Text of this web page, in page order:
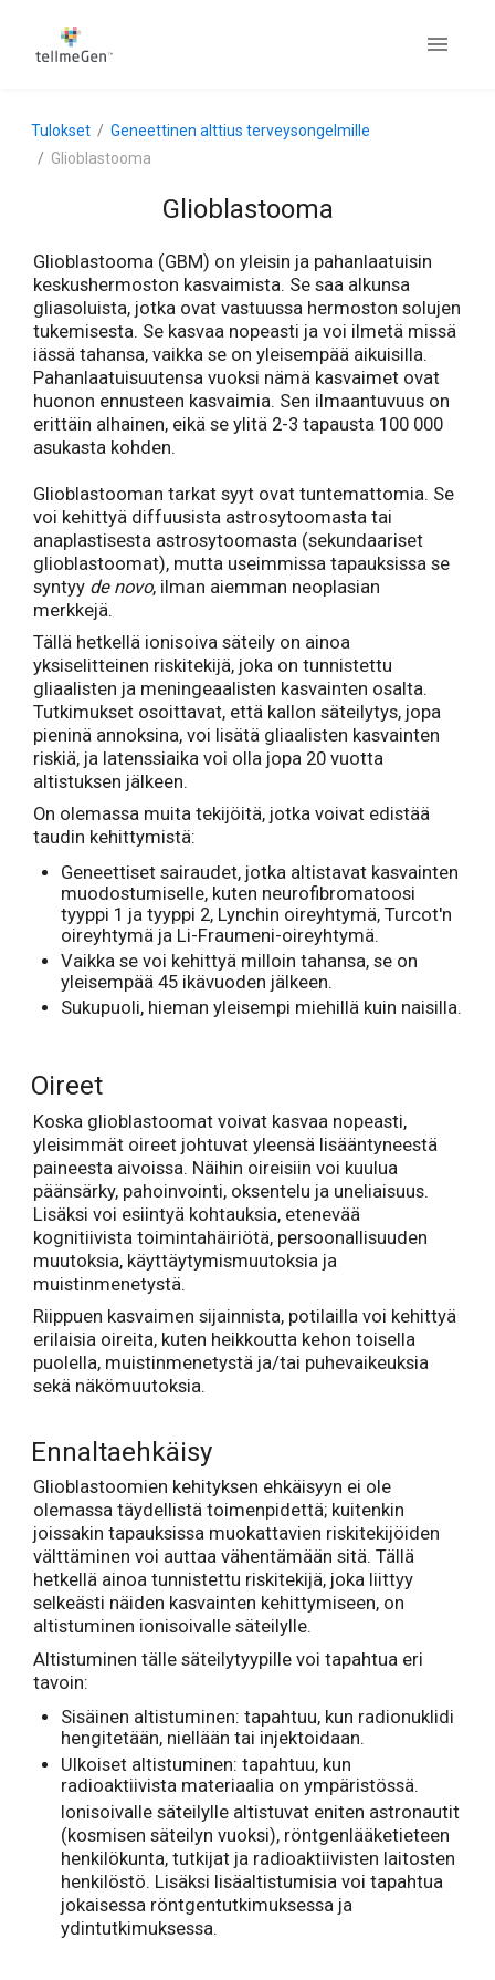
Tulokset
Geneettinen alttius terveysongelmille
Glioblastooma
Glioblastooma
Glioblastooma (GBM) on yleisin ja pahanlaatuisin
keskushermoston kasvaimista. Se saa alkunsa
gliasoluista, jotka ovat vastuussa hermoston solujen
tukemisesta. Se kasvaa nopeasti ja voi ilmetä missä
iässä tahansa, vaikka se on yleisempää aikuisilla.
Pahanlaatuisuutensa vuoksi nämä kasvaimet ovat
huonon ennusteen kasvaimia. Sen ilmaantuvuus on
erittäin alhainen, eikä se ylitä 2-3 tapausta 100 000
asukasta kohden.
Glioblastooman tarkat syyt ovat tuntemattomia. Se
voi kehittyä diffuusista astrosytoomasta tai
anaplastisesta astrosytoomasta (sekundaariset
glioblastoomat), mutta useimmissa tapauksissa se
syntyy de novo, ilman aiemman neoplasian
merkkejä.
Tällä hetkellä ionisoiva säteily on ainoa
yksiselitteinen riskitekijä, joka on tunnistettu
gliaalisten ja meningeaalisten kasvainten osalta.
Tutkimukset osoittavat, että kallon säteilytys, jopa
pieninä annoksina, voi lisätä gliaalisten kasvainten
riskiä, ja latenssiaika voi olla jopa 20 vuotta
altistuksen jälkeen.
On olemassa muita tekijöitä, jotka voivat edistää
taudin kehittymistä:
Geneettiset sairaudet, jotka altistavat kasvainten
muodostumiselle, kuten neurofibromatoosi
tyyppi 1 ja tyyppi 2, Lynchin oireyhtymä, Turcot'n
oireyhtymä ja Li-Fraumeni-oireyhtymä.
Vaikka se voi kehittyä milloin tahansa, se on
yleisempää 45 ikävuoden jälkeen.
Sukupuoli, hieman yleisempi miehillä kuin naisilla.
Oireet
Koska glioblastoomat voivat kasvaa nopeasti,
yleisimmät oireet johtuvat yleensä lisääntyneestä
paineesta aivoissa. Näihin oireisiin voi kuulua
päänsärky, pahoinvointi, oksentelu ja uneliaisuus.
Lisäksi voi esiintyä kohtauksia, etenevää
kognitiivista toimintahäiriötä, persoonallisuuden
muutoksia, käyttäytymismuutoksia ja
muistinmenetystä.
Riippuen kasvaimen sijainnista, potilailla voi kehittyä
erilaisia oireita, kuten heikkoutta kehon toisella
puolella, muistinmenetystä ja/tai puhevaikeuksia
sekä näkömuutoksia.
Ennaltaehkäisy
Glioblastoomien kehityksen ehkäisyyn ei ole
olemassa täydellistä toimenpidettä; kuitenkin
joissakin tapauksissa muokattavien riskitekijöiden
välttäminen voi auttaa vähentämään sitä. Tällä
hetkellä ainoa tunnistettu riskitekijä, joka liittyy
selkeästi näiden kasvainten kehittymiseen, on
altistuminen ionisoivalle säteilylle.
Altistuminen tälle säteilytyypille voi tapahtua eri
tavoin:
Sisäinen altistuminen: tapahtuu, kun radionuklidi
hengitetään, niellään tai injektoidaan.
Ulkoiset altistuminen: tapahtuu, kun
radioaktiivista materiaalia on ympäristössä.
Ionisoivalle säteilylle altistuvat eniten astronautit
(kosmisen säteilyn vuoksi), röntgenlääketieteen
henkilökunta, tutkijat ja radioaktiivisten laitosten
henkilöstö. Lisäksi lisäaltistumisia voi tapahtua
jokaisessa röntgentutkimuksessa ja
ydintutkimuksessa.